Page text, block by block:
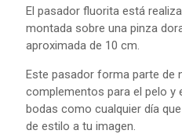
El pasador fluorita está
montada sobre una pinza
aproximada de 10 cm.
Este pasador forma parte de
complementos para el pelo y
bodas como cualquier día
de estilo a tu imagen.